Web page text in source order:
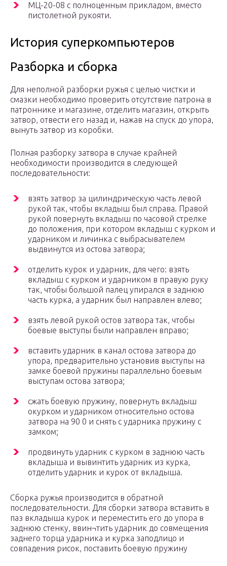
МЦ-20-08 с полноценным прикладом, вместо
пистолетной рукояти.
История суперкомпьютеров
Разборка и сборка
Для неполной разборки ружья с целью чистки и
смазки необходимо проверить отсутствие патрона в
патроннике и магазине, отделить магазин, открыть
затвор, отвести его назад и, нажав на спуск до упора,
вынуть затвор из коробки.
Полная разборку затвора в случае крайней
необходимости производится в следующей
последовательности:
взять затвор за цилиндрическую часть левой
рукой так, чтобы вкладыш был справа. Правой
рукой повернуть вкладыш по часовой стрелке
до положения, при котором вкладыш с курком и
ударником и личинка с выбрасывателем
выдвинутся из остова затвора;
отделить курок и ударник, для чего: взять
вкладыш с курком и ударником в правую руку
так, чтобы большой палец упирался в заднюю
часть курка, а ударник был направлен влево;
взять левой рукой остов затвора так, чтобы
боевые выступы были направлен вправо;
вставить ударник в канал остова затвора до
упора, предварительно установив выступы на
замке боевой пружины параллельно боевым
выступам остова затвора;
сжать боевую пружину, повернуть вкладыш
окурком и ударником относительно остова
затвора на 90 0 и снять с ударника пружину с
замком;
продвинуть ударник с курком в заднюю часть
вкладыша и вывинтить ударник из курка,
отделить ударник и курок от вкладыша.
Сборка ружья производится в обратной
последовательности. Для сборки затвора вставить в
паз вкладыша курок и переместить его до упора в
заднюю стенку, ввин¬тить ударник до совмещения
заднего торца ударника и курка заподлицо и
совпадения рисок, поставить боевую пружину